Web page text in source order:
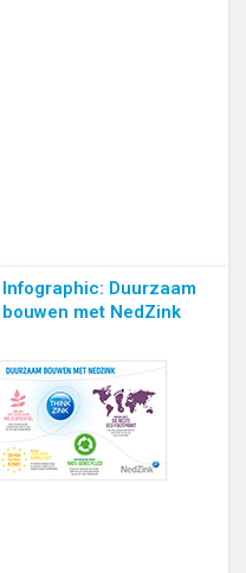
Infographic: Duurzaam
bouwen met NedZink